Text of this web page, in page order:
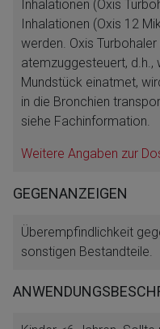
Inhalationen (Oxis
Inhalationen (Oxis 12
werden. Oxis
atemzuggesteuert, d.h.,
Mundstück einatmet,
in die Bronchien
siehe Fachinformation.
Weitere Angaben zur
GEGENANZEIGEN
Überempfindlichkeit
sonstigen Bestandteile.